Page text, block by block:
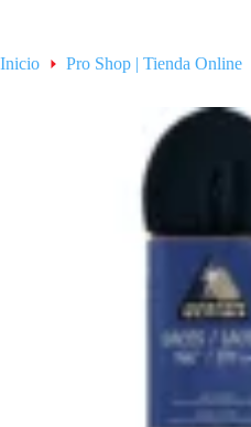
Inicio Pro Shop | Tienda Online